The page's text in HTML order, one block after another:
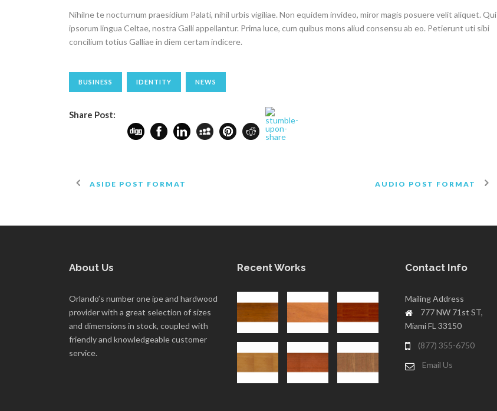
Nihilne te nocturnum praesidium Palati, nihil urbis vigiliae. Non equidem invideo, miror magis posuere velit aliquet. Qui
ipsorum lingua Celtae, nostra Galli appellantur. Prima luce, cum quibus mons aliud consensu ab eo. Petierunt uti sibi
concilium totius Galliae in diem certam indicere.
BUSINESS IDENTITY NEWS
Share Post:
ASIDE POST FORMAT AUDIO POST FORMAT
About Us
Orlando’s number one ipe and hardwood
provider with a great selection of sizes
and dimensions in stock, coupled with
friendly and knowledgeable customer
service.
Recent Works Contact Info
Mailing Address
777 NW 71st ST,
Miami FL 33150
(877) 355-6750
Email Us